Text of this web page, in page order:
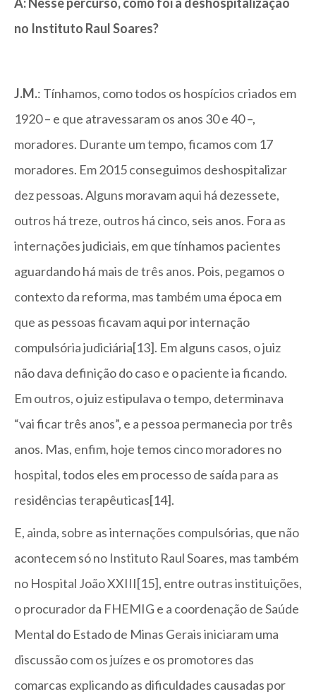
no Instituto Raul Soares?
J.M.: Tínhamos, como todos os hospícios criados em
1920 – e que atravessaram os anos 30 e 40 –,
moradores. Durante um tempo, ficamos com 17
moradores. Em 2015 conseguimos deshospitalizar
dez pessoas. Alguns moravam aqui há dezessete,
outros há treze, outros há cinco, seis anos. Fora as
internações judiciais, em que tínhamos pacientes
aguardando há mais de três anos. Pois, pegamos o
contexto da reforma, mas também uma época em
que as pessoas ficavam aqui por internação
compulsória judiciária[13]. Em alguns casos, o juiz
não dava definição do caso e o paciente ia ficando.
Em outros, o juiz estipulava o tempo, determinava
“vai ficar três anos”, e a pessoa permanecia por três
anos. Mas, enfim, hoje temos cinco moradores no
hospital, todos eles em processo de saída para as
residências terapêuticas[14].
E, ainda, sobre as internações compulsórias, que não
acontecem só no Instituto Raul Soares, mas também
no Hospital João XXIII[15], entre outras instituições,
o procurador da FHEMIG e a coordenação de Saúde
Mental do Estado de Minas Gerais iniciaram uma
discussão com os juízes e os promotores das
comarcas explicando as dificuldades causadas por